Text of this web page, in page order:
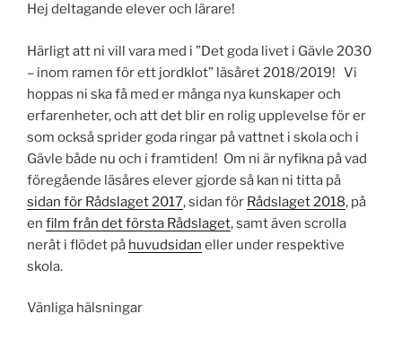
Hej deltagande elever och lärare!
Härligt att ni vill vara med i ”Det goda livet i Gävle 2030
– inom ramen för ett jordklot” läsåret 2018/2019! Vi
hoppas ni ska få med er många nya kunskaper och
erfarenheter, och att det blir en rolig upplevelse för er
som också sprider goda ringar på vattnet i skola och i
Gävle både nu och i framtiden! Om ni är nyfikna på vad
föregående läsåres elever gjorde så kan ni titta på
sidan för Rådslaget 2017, sidan för Rådslaget 2018, på
en film från det första Rådslaget, samt även scrolla
neråt i flödet på huvudsidan eller under respektive
skola.
Vänliga hälsningar